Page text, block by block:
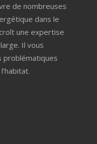
de nombreuses
dans le
une expertise
Il vous
problématiques